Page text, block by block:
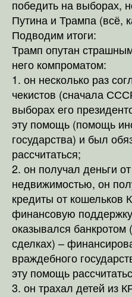
победить на выборах,
Путина и Трампа (всё,
Подводим итоги:
Трамп опутан
него компроматом:
1. он несколько раз
чекистов (сначала
выборах его
эту помощь (помощь
государства) и был
рассчитаться;
2. он получал деньги
недвижимостью, он
кредиты от
финансовую поддержку
оказывался банкротом
сделках) –
враждебного
эту помощь
3. он трахал детей из